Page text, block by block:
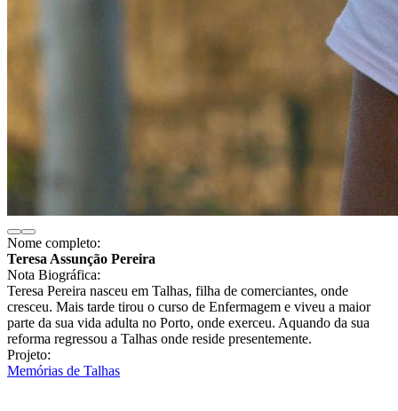
Nome completo:
Teresa Assunção Pereira
Nota Biográfica:
Teresa Pereira nasceu em Talhas, filha de comerciantes, onde
cresceu. Mais tarde tirou o curso de Enfermagem e viveu a maior
parte da sua vida adulta no Porto, onde exerceu. Aquando da sua
reforma regressou a Talhas onde reside presentemente.
Projeto:
Memórias de Talhas